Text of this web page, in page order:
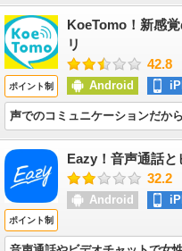
ポイント制
KoeTomo！新感
リ
42.8
Android
声でのコミュニケーションだか
ポイント制
Eazy！音声通話
32.2
Android